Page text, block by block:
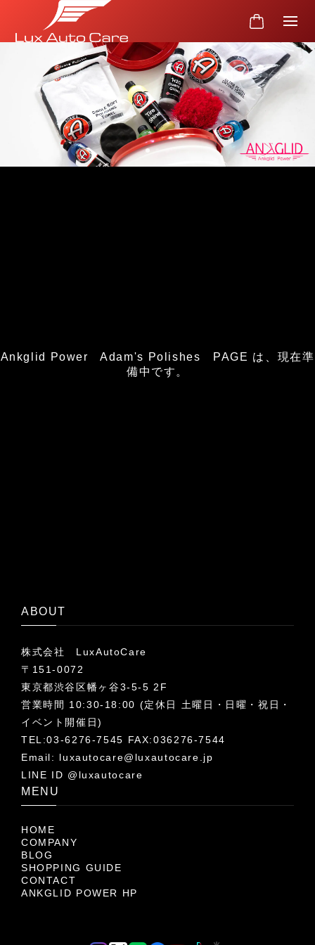
Ankglid Power Adam's Polishes PAGE は、現在準
備中です。
ABOUT
株式会社 LuxAutoCare
〒151-0072
東京都渋谷区幡ヶ谷3-5-5 2F
営業時間 10:30-18:00 (定休日 土曜日・日曜・祝日・
イベント開催日)
TEL:03-6276-7545 FAX:036276-7544
Email: luxautocare@luxautocare.jp
LINE ID @luxautocare
MENU
HOME
COMPANY
BLOG
SHOPPING GUIDE
CONTACT
ANKGLID POWER HP